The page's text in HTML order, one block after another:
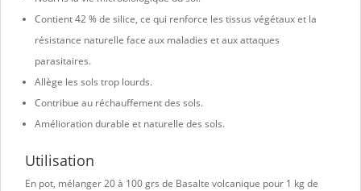
Contient 42 % de silice, ce qui renforce les tissus végétaux et la
résistance naturelle face aux maladies et aux attaques
parasitaires.
Allège les sols trop lourds.
Contribue au réchauffement des sols.
Amélioration durable et naturelle des sols.
Utilisation
En pot, mélanger 20 à 100 grs de Basalte volcanique pour 1 kg de